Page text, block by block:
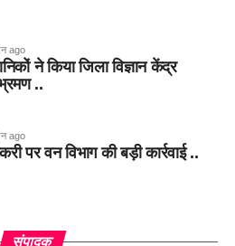
ago
ने किया जिला विज्ञान केंद्र
..
ago
पर वन विभाग की बड़ी कार्रवाई ..
संपादक